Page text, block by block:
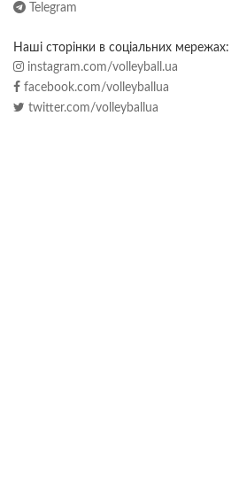
Telegram
Наші сторінки в соціальних мережах:
instagram.com/volleyball.ua
facebook.com/volleyballua
twitter.com/volleyballua